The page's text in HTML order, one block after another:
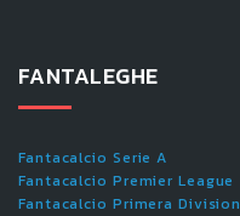
FANTALEGHE
Fantacalcio Serie A
Fantacalcio Premier League
Fantacalcio Primera Division